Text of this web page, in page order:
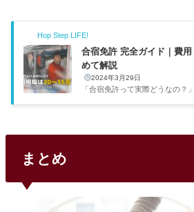
Hop Step LIFE!
合宿免許 完全ガイド｜費
めて解説
2024年3月29日
「合宿免許って実際どうなの？
った経験があるので、リアルな
安）対象年齢18歳以上（入校日
まとめ